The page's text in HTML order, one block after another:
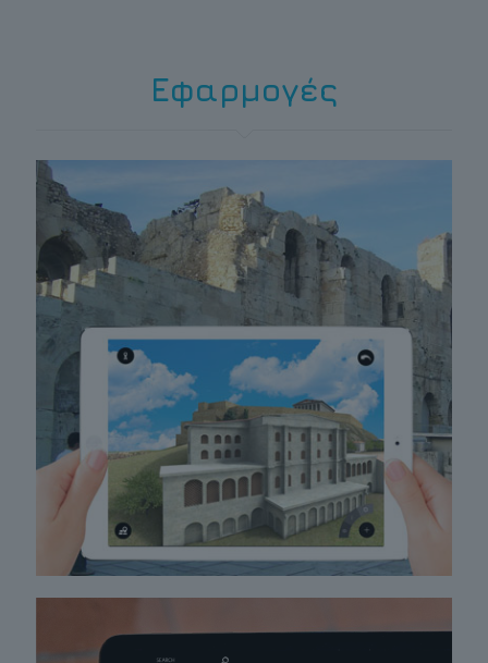
Eφαρμογές
ATHENS TIMEWALK
Πώς θα ήταν αν μπορούσατε να δείτε το
μεγαλείο της Αρχαίας Αθήνας
περπατώντας στους δρόμους της
σύγχρονης πόλης;